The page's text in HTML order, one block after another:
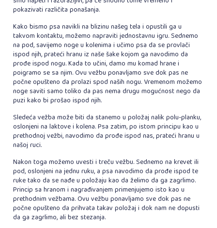
pokazivati različita ponašanja.
Kako bismo psa navikli na blizinu našeg tela i opustili ga u
takvom kontaktu, možemo napraviti jednostavnu igru. Sednemo
na pod, savijemo noge u kolenima i učimo psa da se provlači
ispod njih, prateći hranu iz naše šake kojom ga navodimo da
prođe ispod nogu. Kada to učini, damo mu komad hrane i
poigramo se sa njim. Ovu vežbu ponavljamo sve dok pas ne
počne opušteno da prolazi spod naših nogu. Vremenom možemo
noge saviti samo toliko da pas nema drugu mogućnost nego da
puzi kako bi prošao ispod njih.
Sledeća vežba može biti da stanemo u položaj nalik polu-planku,
oslonjeni na laktove i kolena. Psa zatim, po istom principu kao u
prethodnoj vežbi, navodimo da prođe ispod nas, prateći hranu u
našoj ruci.
Nakon toga možemo uvesti i treču vežbu. Sednemo na krevet ili
pod, oslonjeni na jednu ruku, a psa navodimo da prođe ispod te
ruke tako da se nađe u položaju kao da želimo da ga zagrlimo.
Princip sa hranom i nagrađivanjem primenjujemo isto kao u
prethodnim vežbama. Ovu vežbu ponavljamo sve dok pas ne
počne opušteno da prihvata takav položaj i dok nam ne dopusti
da ga zagrlimo, ali bez stezanja.